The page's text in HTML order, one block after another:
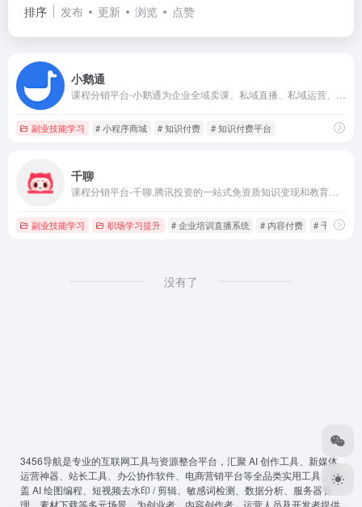
排序 发布 更新 浏览 点赞
小鹅通
副业技能学习 # 小程序商城 # 知识付费 # 知识付费平台
千聊
副业技能学习 职场学习提升 # 企业培训直播系统 # 内容付费 # 千聊
没有了
3456导航是专业的互联网工具与资源整合平台，汇聚 AI 创作工具、新媒体
运营神器、站长工具、办公协作软件、电商营销平台等全品类实用工具，覆
盖 AI 绘图编程、短视频去水印 / 剪辑、敏感词检测、数据分析、服务器管
理、素材下载等多元场景，为创业者、内容创作者、运营人员及开发者提供